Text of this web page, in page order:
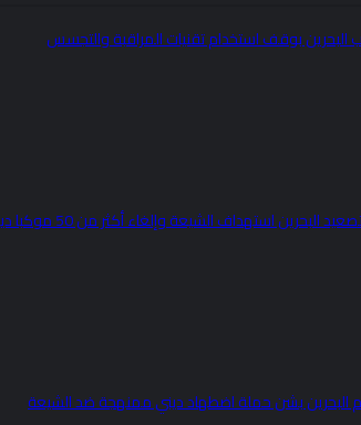
بوقف استخدام تقنيات المراقبة والتجسس
استهداف الشيعة وإلغاء أكثر من 50 موكبا دينيا
بشن حملة اضطهاد ديني ممنهجة ضد الشيعة